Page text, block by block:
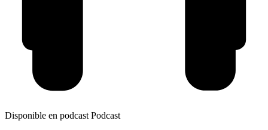
Disponible en podcast Podcast